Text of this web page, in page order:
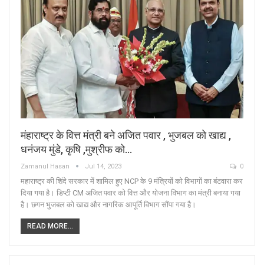
मंहाराष्ट्र के वित्त मंत्री बने अजित पवार , भुजबल को खाद्य ,
धनंजय मुंडे, कृषि ,मुश्रीफ को…
Zamanul Hasan Jul 14, 2023 0
महाराष्ट्र की शिंदे सरकार में शामिल हुए NCP के 9 मंत्रियों को विभागों का बंटवारा कर
दिया गया है। डिप्टी CM अजित पवार को वित्त और योजना विभाग का मंत्री बनाया गया
है। छगन भुजबल को खाद्य और नागरिक आपूर्ति विभाग सौंपा गया है।
READ MORE...